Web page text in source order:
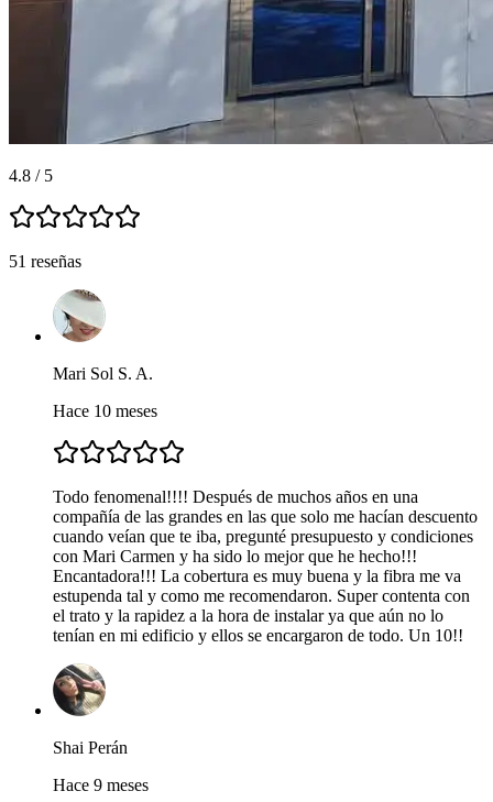
4.8 / 5
51 reseñas
Mari Sol S. A.
Hace 10 meses
Todo fenomenal!!!! Después de muchos años en una
compañía de las grandes en las que solo me hacían descuento
cuando veían que te iba, pregunté presupuesto y condiciones
con Mari Carmen y ha sido lo mejor que he hecho!!!
Encantadora!!! La cobertura es muy buena y la fibra me va
estupenda tal y como me recomendaron. Super contenta con
el trato y la rapidez a la hora de instalar ya que aún no lo
tenían en mi edificio y ellos se encargaron de todo. Un 10!!
Shai Perán
Hace 9 meses